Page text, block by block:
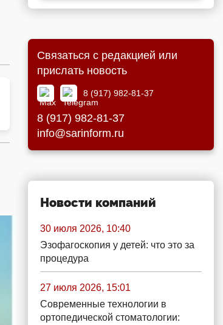
Связаться с редакцией или
прислать новость
8 (917) 982-81-37
8 (917) 982-81-37
info@sarinform.ru
Новости компаний
30 июля 2026, 10:40
Эзофагоскопия у детей: что это за
процедура
27 июля 2026, 15:01
Современные технологии в
ортопедической стоматологии: